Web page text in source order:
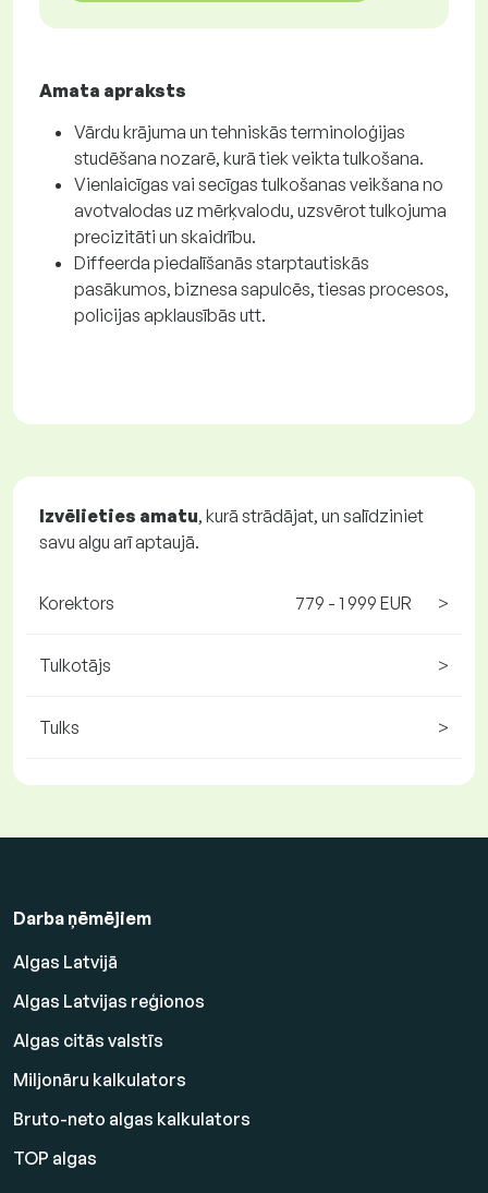
Amata apraksts
Vārdu krājuma un tehniskās terminoloģijas
studēšana nozarē, kurā tiek veikta tulkošana.
Vienlaicīgas vai secīgas tulkošanas veikšana no
avotvalodas uz mērķvalodu, uzsvērot tulkojuma
precizitāti un skaidrību.
Diffeerda piedalīšanās starptautiskās
pasākumos, biznesa sapulcēs, tiesas procesos,
policijas apklausībās utt.
Izvēlieties amatu, kurā strādājat, un salīdziniet
savu algu arī aptaujā.
Korektors 779 - 1 999 EUR >
Tulkotājs >
Tulks >
Darba ņēmējiem
Algas Latvijā
Algas Latvijas reģionos
Algas citās valstīs
Miljonāru kalkulators
Bruto-neto algas kalkulators
TOP algas